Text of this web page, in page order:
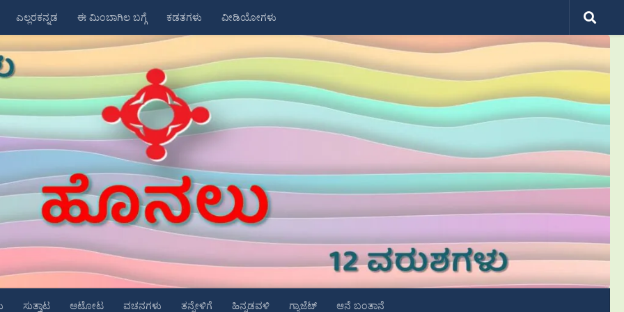
ಎಲ್ಲರಕನ್ನಡ ಈ ಮಿಂಬಾಗಿಲ ಬಗ್ಗೆ ಕಡತಗಳು ವೀಡಿಯೋಗಳು
ಸುತ್ತಾಟ ಆಟೋಟ ವಚನಗಳು ತನ್ನೇಳಿಗೆ ಹಿನ್ನಡವಳಿ ಗ್ಯಾಜೆಟ್ ಆನೆ ಬಂತಾನೆ